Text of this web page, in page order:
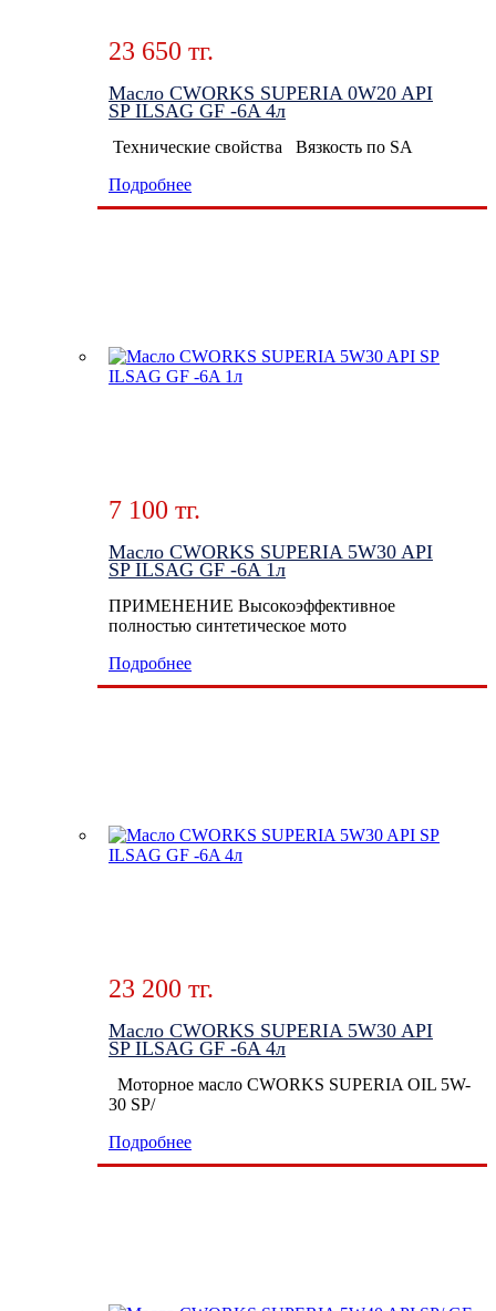
23 650 тг.
Масло CWORKS SUPERIA 0W20 API
SP ILSAG GF -6A 4л
Технические свойства Вязкость по SA
Подробнее
7 100 тг.
Масло CWORKS SUPERIA 5W30 API
SP ILSAG GF -6A 1л
ПРИМЕНЕНИЕ Высокоэффективное
полностью синтетическое мото
Подробнее
23 200 тг.
Масло CWORKS SUPERIA 5W30 API
SP ILSAG GF -6A 4л
Моторное масло CWORKS SUPERIA OIL 5W-
30 SP/
Подробнее